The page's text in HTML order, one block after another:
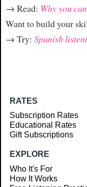
→ Read: Why you
Want to build your
→ Try: Spanish
RATES
Subscription Rates
Educational Rates
Gift Subscriptions
EXPLORE
Who It's For
How It Works